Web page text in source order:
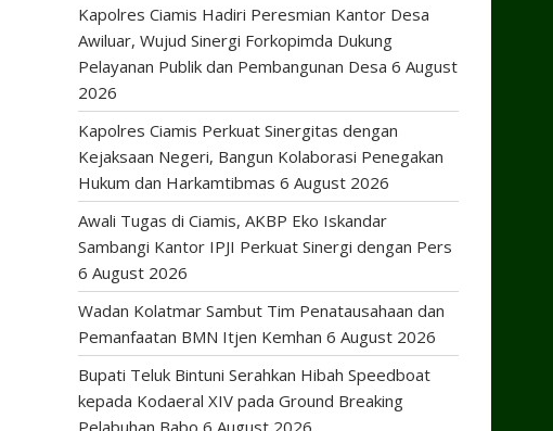
Kapolres Ciamis Hadiri Peresmian Kantor Desa
Awiluar, Wujud Sinergi Forkopimda Dukung
Pelayanan Publik dan Pembangunan Desa 6 August
2026
Kapolres Ciamis Perkuat Sinergitas dengan
Kejaksaan Negeri, Bangun Kolaborasi Penegakan
Hukum dan Harkamtibmas 6 August 2026
Awali Tugas di Ciamis, AKBP Eko Iskandar
Sambangi Kantor IPJI Perkuat Sinergi dengan Pers
6 August 2026
Wadan Kolatmar Sambut Tim Penatausahaan dan
Pemanfaatan BMN Itjen Kemhan 6 August 2026
Bupati Teluk Bintuni Serahkan Hibah Speedboat
kepada Kodaeral XIV pada Ground Breaking
Pelabuhan Babo 6 August 2026